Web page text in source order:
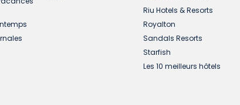
Riu Hotels & Resorts
Royalton
Sandals Resorts
Starfish
Les 10 meilleurs hôtels